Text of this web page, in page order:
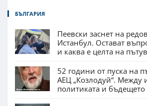
БЪЛГАРИЯ
Пеевски заснет на
Истанбул. Остават
и каква е целта на
52 години от пуска на
АЕЦ „Козлодуй“. Между
политиката и бъдещето